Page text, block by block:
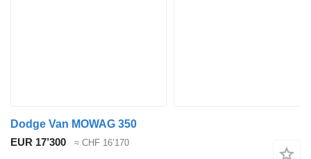
Dodge Van MOWAG 350
EUR 17’300
≈ CHF 16’170